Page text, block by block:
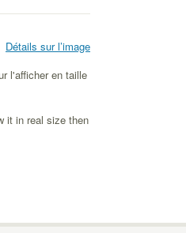
Détails sur l’image
l'afficher en taille
it in real size then